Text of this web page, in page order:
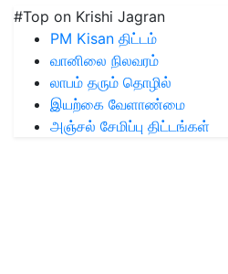
#Top on Krishi Jagran
PM Kisan திட்டம்
வானிலை நிலவரம்
லாபம் தரும் தொழில்
இயற்கை வேளாண்மை
அஞ்சல் சேமிப்பு திட்டங்கள்